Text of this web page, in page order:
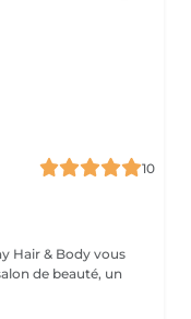
10
de beauté, un